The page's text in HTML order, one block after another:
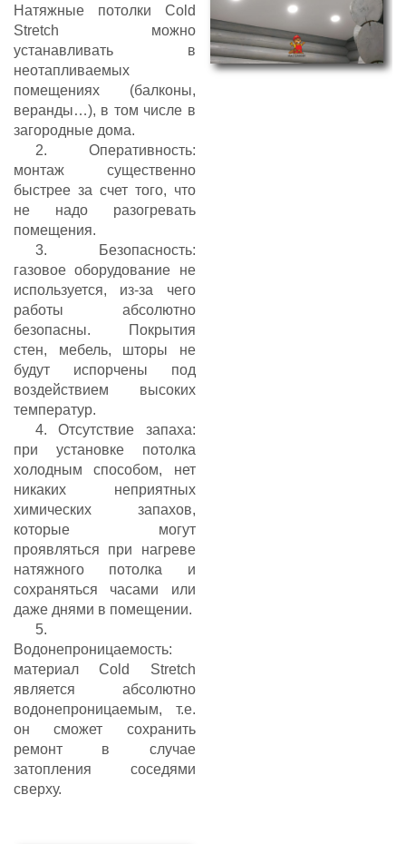
Натяжные потолки Cold
Stretch можно
устанавливать в
неотапливаемых
помещениях (балконы,
веранды…), в том числе в
загородные дома.
2. Оперативность:
монтаж существенно
быстрее за счет того, что
не надо разогревать
помещения.
3. Безопасность:
газовое оборудование не
используется, из-за чего
работы абсолютно
безопасны. Покрытия
стен, мебель, шторы не
будут испорчены под
воздействием высоких
температур.
4. Отсутствие запаха:
при установке потолка
холодным способом, нет
никаких неприятных
химических запахов,
которые могут
проявляться при нагреве
натяжного потолка и
сохраняться часами или
даже днями в помещении.
5.
Водонепроницаемость:
материал Cold Stretch
является абсолютно
водонепроницаемым, т.е.
он сможет сохранить
ремонт в случае
затопления соседями
сверху.